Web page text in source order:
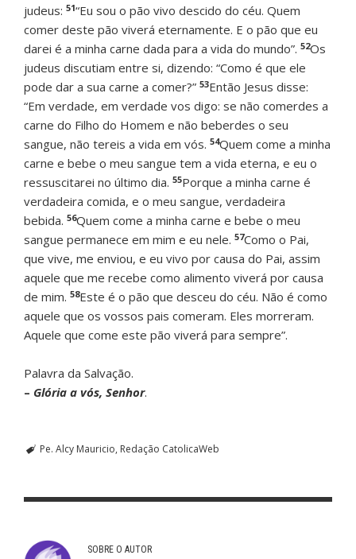
judeus: 51“Eu sou o pão vivo descido do céu. Quem
comer deste pão viverá eternamente. E o pão que eu
darei é a minha carne dada para a vida do mundo”. 52Os
judeus discutiam entre si, dizendo: “Como é que ele
pode dar a sua carne a comer?” 53Então Jesus disse:
“Em verdade, em verdade vos digo: se não comerdes a
carne do Filho do Homem e não beberdes o seu
sangue, não tereis a vida em vós. 54Quem come a minha
carne e bebe o meu sangue tem a vida eterna, e eu o
ressuscitarei no último dia. 55Porque a minha carne é
verdadeira comida, e o meu sangue, verdadeira
bebida. 56Quem come a minha carne e bebe o meu
sangue permanece em mim e eu nele. 57Como o Pai,
que vive, me enviou, e eu vivo por causa do Pai, assim
aquele que me recebe como alimento viverá por causa
de mim. 58Este é o pão que desceu do céu. Não é como
aquele que os vossos pais comeram. Eles morreram.
Aquele que come este pão viverá para sempre”.
Palavra da Salvação.
– Glória a vós, Senhor.
Pe. Alcy Mauricio Redação CatolicaWeb
SOBRE O AUTOR